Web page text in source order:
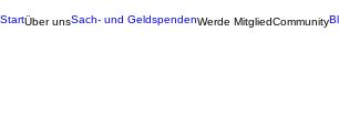
StartÜber unsSach- und GeldspendenWerde MitgliedCommunity